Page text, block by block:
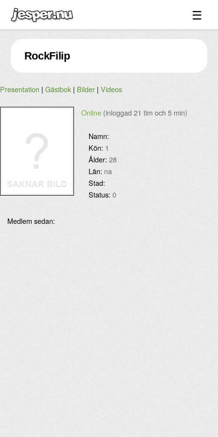
☰
Spel ↓
Bilder ↓
Forum ↓
Länkar
Blandat ↓
Om sidan ↓
RockFilip
Presentation | Gästbok | Bilder | Videos
Online (inloggad 21 tim och 5 min)
Namn:
Kön: 1
Ålder: 28
Län: na
Stad:
Status: 0
Medlem sedan: